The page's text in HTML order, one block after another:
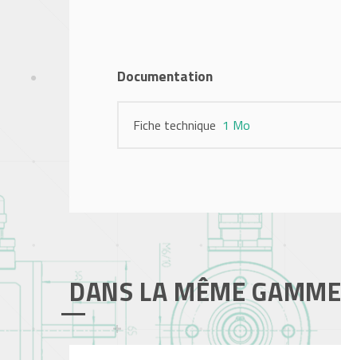
Documentation
Fiche technique 1 Mo
DANS LA MÊME GAMME